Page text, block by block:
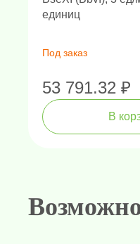
единиц
Под заказ
53 791.32 ₽
В